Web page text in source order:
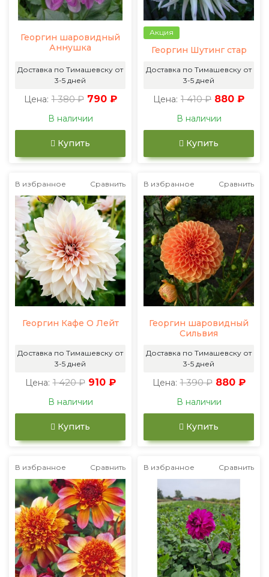
Георгин шаровидный
Аннушка
Доставка по Тимашевску от
3-5 дней
Цена: 1 380 ₽ 790 ₽
В наличии
Купить
Акция
Георгин Шутинг стар
Доставка по Тимашевску от
3-5 дней
Цена: 1 410 ₽ 880 ₽
В наличии
Купить
В избранное Сравнить
Георгин Кафе О Лейт
Доставка по Тимашевску от
3-5 дней
Цена: 1 420 ₽ 910 ₽
В наличии
Купить
В избранное Сравнить
Георгин шаровидный
Сильвия
Доставка по Тимашевску от
3-5 дней
Цена: 1 390 ₽ 880 ₽
В наличии
Купить
В избранное Сравнить В избранное Сравнить